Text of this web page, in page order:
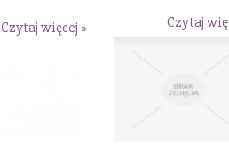
Czytaj więcej » Czytaj